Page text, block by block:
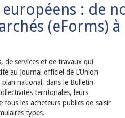
: de
(eForms)
de services et de travaux qui
au Journal officiel de L’Union
national, dans le Bulletin
territoriales, leurs
les acheteurs publics de saisir
types.